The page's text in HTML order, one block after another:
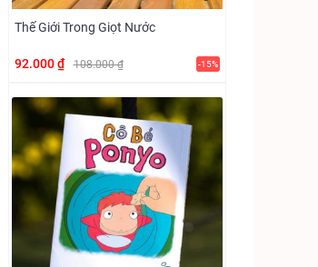
Thế Giới Trong Giọt Nước
92.000 ₫ 108.000 ₫ -15%